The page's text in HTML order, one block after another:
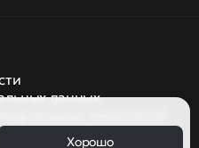
данных
технологий
правила и политики
Хорошо